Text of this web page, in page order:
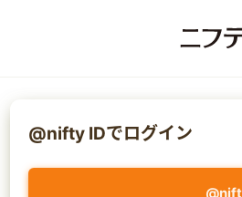
@nifty IDでログイン